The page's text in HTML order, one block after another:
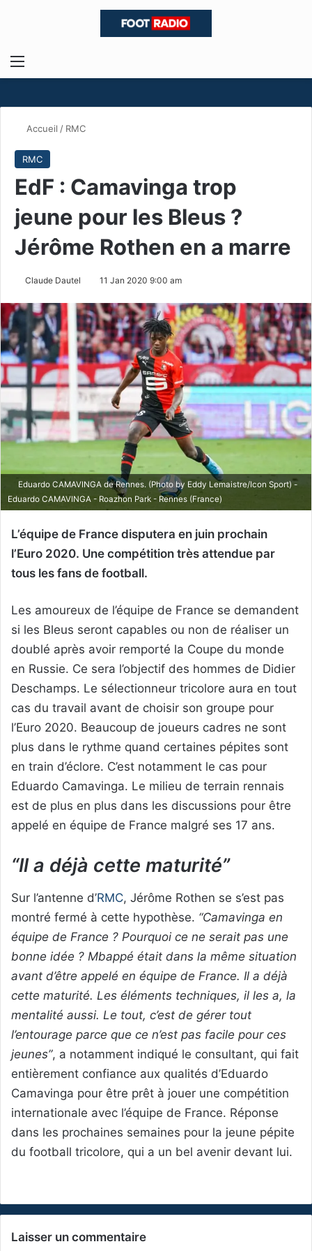
Menu
Accueil / RMC
RMC
EdF : Camavinga trop
jeune pour les Bleus ?
Jérôme Rothen en a marre
Claude Dautel 11 Jan 2020 9:00 am
Eduardo CAMAVINGA de Rennes. (Photo by Eddy Lemaistre/Icon Sport) -
Eduardo CAMAVINGA - Roazhon Park - Rennes (France)
L’équipe de France disputera en juin prochain
l’Euro 2020. Une compétition très attendue par
tous les fans de football.
Les amoureux de l’équipe de France se demandent
si les Bleus seront capables ou non de réaliser un
doublé après avoir remporté la Coupe du monde
en Russie. Ce sera l’objectif des hommes de Didier
Deschamps. Le sélectionneur tricolore aura en tout
cas du travail avant de choisir son groupe pour
l’Euro 2020. Beaucoup de joueurs cadres ne sont
plus dans le rythme quand certaines pépites sont
en train d’éclore. C’est notamment le cas pour
Eduardo Camavinga. Le milieu de terrain rennais
est de plus en plus dans les discussions pour être
appelé en équipe de France malgré ses 17 ans.
“Il a déjà cette maturité”
Sur l’antenne d’RMC, Jérôme Rothen se s’est pas
montré fermé à cette hypothèse. “Camavinga en
équipe de France ? Pourquoi ce ne serait pas une
bonne idée ? Mbappé était dans la même situation
avant d’être appelé en équipe de France. Il a déjà
cette maturité. Les éléments techniques, il les a, la
mentalité aussi. Le tout, c’est de gérer tout
l’entourage parce que ce n’est pas facile pour ces
jeunes”, a notamment indiqué le consultant, qui fait
entièrement confiance aux qualités d’Eduardo
Camavinga pour être prêt à jouer une compétition
internationale avec l’équipe de France. Réponse
dans les prochaines semaines pour la jeune pépite
du football tricolore, qui a un bel avenir devant lui.
Laisser un commentaire